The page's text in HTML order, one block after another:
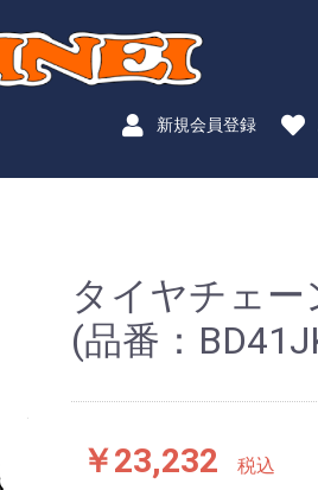
新規会員登録
タイヤチェ
(品番：
￥23,232 税込